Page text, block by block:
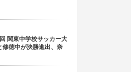
関東中学校サッカー大
修徳中が決勝進出、奈